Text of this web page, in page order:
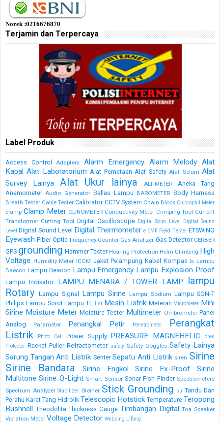
Norek :0216676870
Terjamin dan Terpercaya
Label Produk
Access Control Adapters Alarm Emergency Alarm Melody Alat
Kapal Alat Laboratorium Alat Pemetaan Alat Safety Alat Selam Alat
Survey Lainya
Alat Ukur lainya ALTIMETER
Aneka Tang
Anemometer Audio Generator Ballas Lampu BAROMETER Body Harness
Breath Tester Cable Tester Calibrator CCTV System Chain Block Chlorophil Meter
clamp Clamp Meter CLINOMETER Conductivity Meter Crimping Tool Current
Transformer Cutting Tool Digital Oscilloscope Digital Soun Level Digital Sound
Level Digital Sound Level Digital Thermometer e EMF Field Tester ETSWING
Eyewash Fiber Optic Frequency Counter Gas Analizer Gas Detector GERBER
GPS grounding Hammer Tester Hearing Protection Helm Climbing High
Voltage Humidity Meter ICOM Jaket Pelampung Kabel Kompas la Lampu
Baecon Lampu Beacon Lampu Emergency Lampu Explosion Proof
Lampu Indikator LAMPU MENARA / TOWER LAMP
lampu
Rotary Lampu Signal Lampu Sirine Lampu Sodium Lampu SON-T
Philips Lampu Sorot Lampu TL list Mesin Listrik Meteran Micrometer Mini
Sirine Moisture Meter Moisture Tester Multimeter Ombrometer Panel
Analog
Parameter Penangkal Petir Penetrometer
Perangkat
Listrik
Photo Cell Power Supply PREASURE MAGNEHELIC
pres
Protector Racket Puller Refractometer safety Safety Goggles Safety Lainya
Sarung Tangan Anti Listrik Senter Sepatu Anti Listrik siren Sirine
Sirine Bandara
Sirine Engkol Sirine Ex-Proof
Sirine
Multitone Sirine Q-Light Smart Sensor Sonar Fish Finder Spectrometers
Spectrum Analyzer Stabilizer Steiner Stick Grounding su Tandu Dan
Perahu Karet Tang Hidrolik Telescopic Hotstick Temperature Teropong
Bushnell Theodolite Thickness Gauge Timbangan Digital Toa Speaker
Vibration Meter Voltage Detector Webbing Lifting